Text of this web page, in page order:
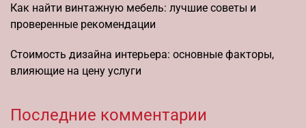
Как найти винтажную мебель: лучшие советы и
проверенные рекомендации
Стоимость дизайна интерьера: основные факторы,
влияющие на цену услуги
Последние комментарии